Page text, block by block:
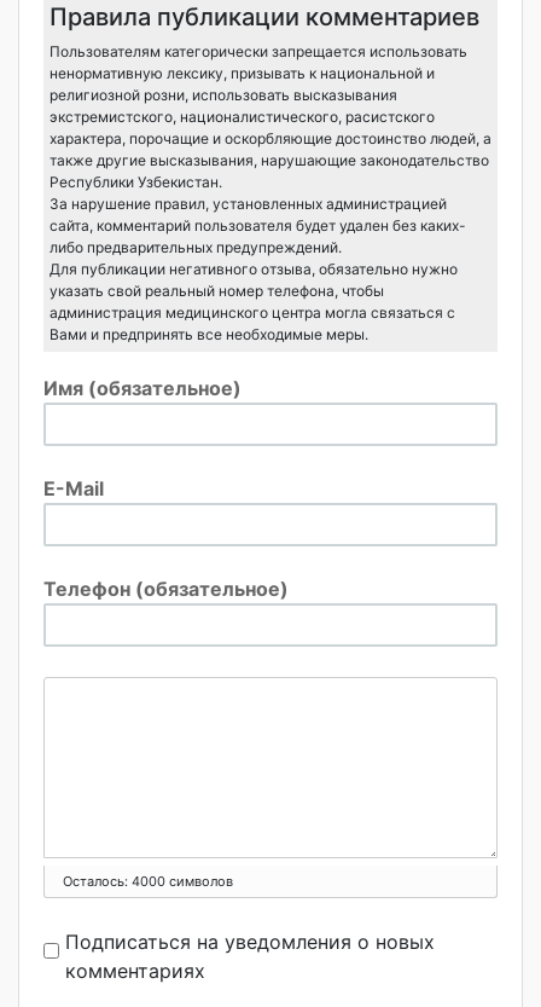
Правила публикации комментариев
Пользователям категорически запрещается использовать
ненормативную лексику, призывать к национальной и
религиозной розни, использовать высказывания
экстремистского, националистического, расистского
характера, порочащие и оскорбляющие достоинство людей, а
также другие высказывания, нарушающие законодательство
Республики Узбекистан.
За нарушение правил, установленных администрацией
сайта, комментарий пользователя будет удален без каких-
либо предварительных предупреждений.
Для публикации негативного отзыва, обязательно нужно
указать свой реальный номер телефона, чтобы
администрация медицинского центра могла связаться с
Вами и предпринять все необходимые меры.
Имя (обязательное)
E-Mail
Телефон (обязательное)
Осталось: 4000 символов
Подписаться на уведомления о новых
комментариях